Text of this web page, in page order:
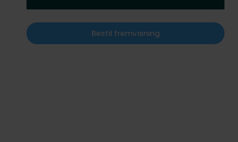
Bestil fremvisning